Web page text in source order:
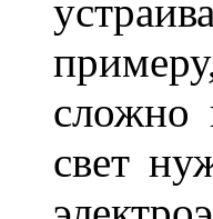
сложно
свет